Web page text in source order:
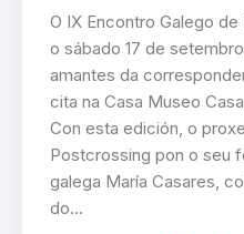
O IX Encontro Galego
o sábado 17 de
amantes da
cita na Casa Museo
Con esta edición, o
Postcrossing pon o seu
galega María Casares,
do…